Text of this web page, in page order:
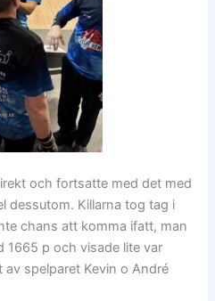
och fortsatte med det med
dessutom. Killarna tog tag i
chans att komma ifatt, man
1665 p och visade lite var
av spelparet Kevin o André